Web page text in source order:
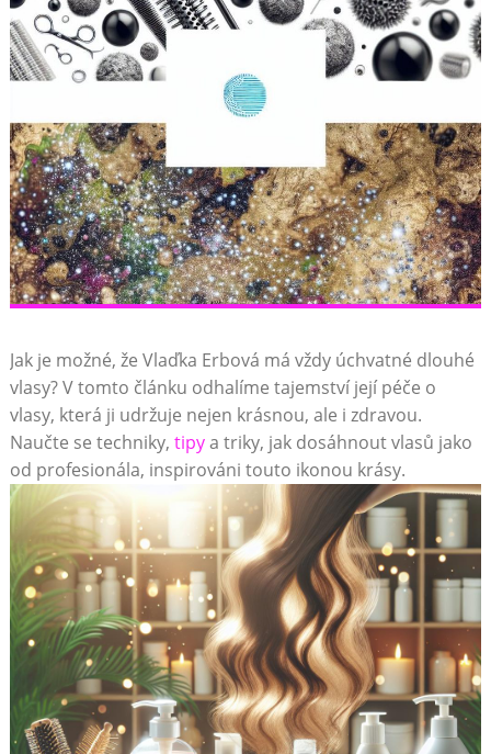
Jak je možné, že Vlaďka Erbová má vždy úchvatné dlouhé
vlasy? V tomto článku odhalíme tajemství její péče o
vlasy, která ji udržuje nejen krásnou, ale i zdravou.
Naučte se techniky, tipya triky, jak dosáhnout vlasů jako
od profesionála, inspirováni touto ikonou krásy.